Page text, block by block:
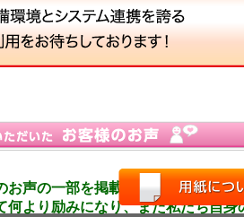
声の一部を掲載させていただきま
何より励みになり、また私たち自身